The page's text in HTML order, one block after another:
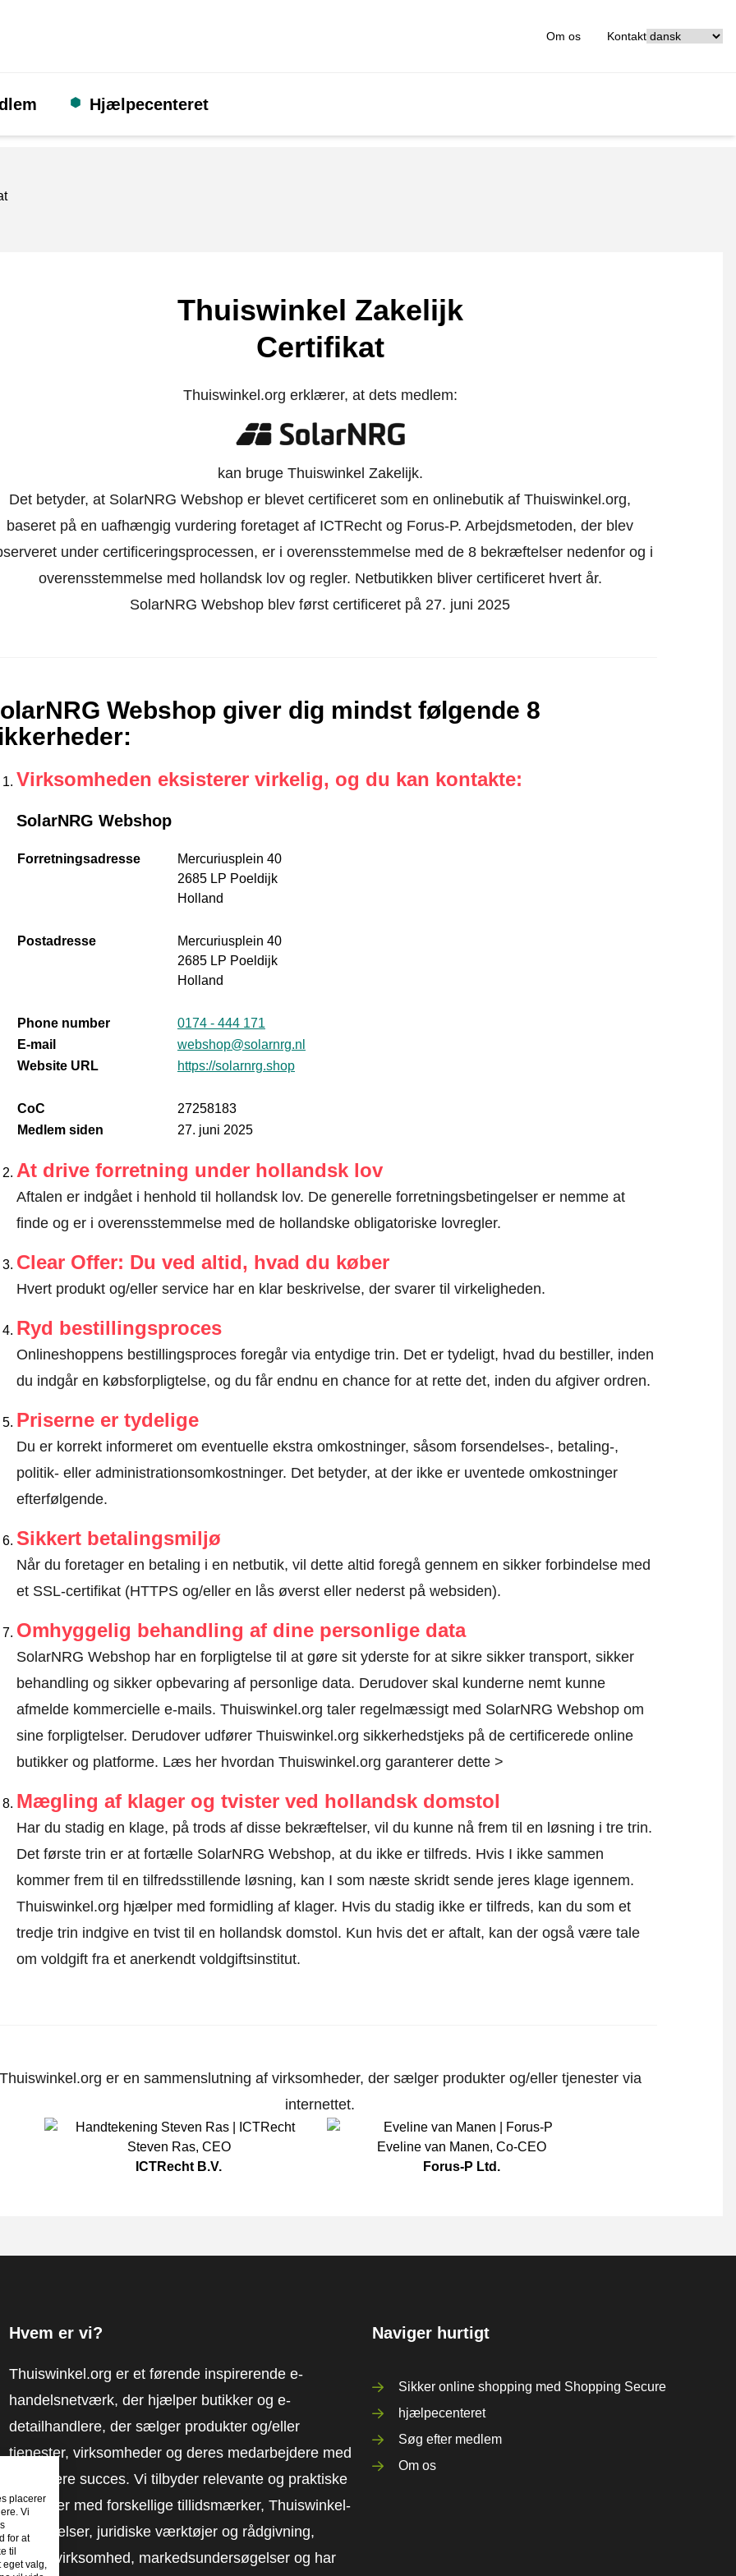
Om os Kontakt
Hjælpecenteret
Thuiswinkel Zakelijk
Certifikat
Thuiswinkel.org erklærer, at dets medlem:
kan bruge Thuiswinkel Zakelijk.
Det betyder, at SolarNRG Webshop er blevet certificeret som en onlinebutik af Thuiswinkel.org,
baseret på en uafhængig vurdering foretaget af ICTRecht og Forus-P. Arbejdsmetoden, der blev
under certificeringsprocessen, er i overensstemmelse med de 8 bekræftelser nedenfor og i
overensstemmelse med hollandsk lov og regler. Netbutikken bliver certificeret hvert år.
SolarNRG Webshop blev først certificeret på 27. juni 2025
Webshop giver dig mindst følgende 8
:
Virksomheden eksisterer virkelig, og du kan kontakte:
SolarNRG Webshop
Forretningsadresse
Mercuriusplein 40
2685 LP Poeldijk
Holland
Postadresse
Mercuriusplein 40
2685 LP Poeldijk
Holland
Phone number
0174 - 444 171
E-mail
webshop@solarnrg.nl
Website URL
https://solarnrg.shop
CoC
27258183
Medlem siden
27. juni 2025
At drive forretning under hollandsk lov
Aftalen er indgået i henhold til hollandsk lov. De generelle forretningsbetingelser er nemme at
finde og er i overensstemmelse med de hollandske obligatoriske lovregler.
Clear Offer: Du ved altid, hvad du køber
Hvert produkt og/eller service har en klar beskrivelse, der svarer til virkeligheden.
Ryd bestillingsproces
Onlineshoppens bestillingsproces foregår via entydige trin. Det er tydeligt, hvad du bestiller, inden
du indgår en købsforpligtelse, og du får endnu en chance for at rette det, inden du afgiver ordren.
Priserne er tydelige
Du er korrekt informeret om eventuelle ekstra omkostninger, såsom forsendelses-, betaling-,
politik- eller administrationsomkostninger. Det betyder, at der ikke er uventede omkostninger
efterfølgende.
Sikkert betalingsmiljø
Når du foretager en betaling i en netbutik, vil dette altid foregå gennem en sikker forbindelse med
et SSL-certifikat (HTTPS og/eller en lås øverst eller nederst på websiden).
Omhyggelig behandling af dine personlige data
SolarNRG Webshop har en forpligtelse til at gøre sit yderste for at sikre sikker transport, sikker
behandling og sikker opbevaring af personlige data. Derudover skal kunderne nemt kunne
afmelde kommercielle e-mails. Thuiswinkel.org taler regelmæssigt med SolarNRG Webshop om
sine forpligtelser. Derudover udfører Thuiswinkel.org sikkerhedstjeks på de certificerede online
butikker og platforme. Læs her hvordan Thuiswinkel.org garanterer dette >
Mægling af klager og tvister ved hollandsk domstol
Har du stadig en klage, på trods af disse bekræftelser, vil du kunne nå frem til en løsning i tre trin.
Det første trin er at fortælle SolarNRG Webshop, at du ikke er tilfreds. Hvis I ikke sammen
kommer frem til en tilfredsstillende løsning, kan I som næste skridt sende jeres klage igennem.
Thuiswinkel.org hjælper med formidling af klager. Hvis du stadig ikke er tilfreds, kan du som et
tredje trin indgive en tvist til en hollandsk domstol. Kun hvis det er aftalt, kan der også være tale
om voldgift fra et anerkendt voldgiftsinstitut.
er en sammenslutning af virksomheder, der sælger produkter og/eller tjenester via
internettet.
Steven Ras, CEO
ICTRecht B.V.
Eveline van Manen, Co-CEO
Forus-P Ltd.
Hvem er vi?
Thuiswinkel.org er et førende inspirerende e-
handelsnetværk, der hjælper butikker og e-
detailhandlere, der sælger produkter og/eller
tjenester, virksomheder og deres medarbejdere med
at få mere succes. Vi tilbyder relevante og praktiske
løsninger med forskellige tillidsmærker, Thuiswinkel-
anmeldelser, juridiske værktøjer og rådgivning,
fortalervirksomhed, markedsundersøgelser og har
Naviger hurtigt
Sikker online shopping med Shopping Secure
hjælpecenteret
Søg efter medlem
Om os
placerer
Vi
for at
til
eget valg,